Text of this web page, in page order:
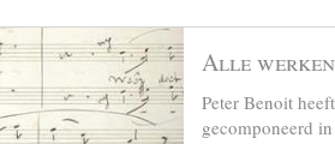
Alle werken
Peter Benoit
gecomponeerd